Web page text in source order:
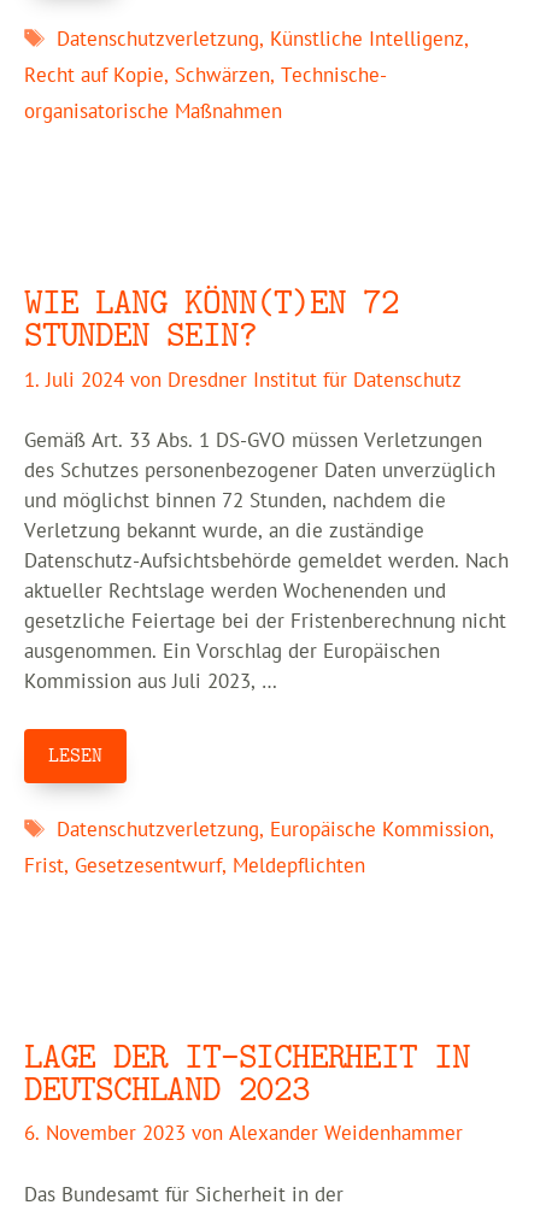
Schlagwörter
Datenschutzverletzung, Künstliche Intelligenz,
Recht auf Kopie, Schwärzen, Technische-
organisatorische Maßnahmen
WIE LANG KÖNN(T)EN 72
STUNDEN SEIN?
1. Juli 2024 von Dresdner Institut für Datenschutz
Gemäß Art. 33 Abs. 1 DS-GVO müssen Verletzungen
des Schutzes personenbezogener Daten unverzüglich
und möglichst binnen 72 Stunden, nachdem die
Verletzung bekannt wurde, an die zuständige
Datenschutz-Aufsichtsbehörde gemeldet werden. Nach
aktueller Rechtslage werden Wochenenden und
gesetzliche Feiertage bei der Fristenberechnung nicht
ausgenommen. Ein Vorschlag der Europäischen
Kommission aus Juli 2023, …
LESEN
Schlagwörter
Datenschutzverletzung, Europäische Kommission,
Frist, Gesetzesentwurf, Meldepflichten
LAGE DER IT-SICHERHEIT IN
DEUTSCHLAND 2023
6. November 2023 von Alexander Weidenhammer
Das Bundesamt für Sicherheit in der